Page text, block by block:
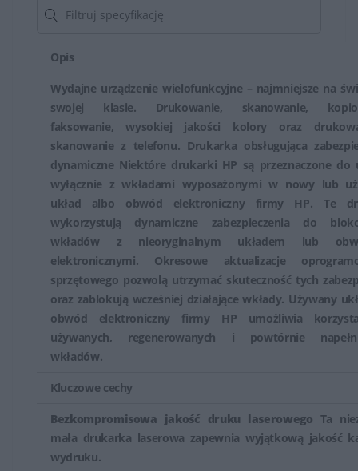
Niektóre modele MFP HP mogą mieć również opcję
urządzenia do faksowania.
Urządzenia HP zazwyczaj posiadają intuicyjne interfejsy
użytkownika, co ułatwia korzystanie z różnych funkcji
drukowania, skanowania czy kopiowania. Dodatkowo,
proste oprogramowanie pozwala na łatwe zarządzanie
urządzeniem.
Urządzenia wielofunkcyjne HP są popularne w biurach,
domach i małych firmach ze względu na ich
wszechstronność i funkcjonalność. Stanowią one
wygodne rozwiązanie, które umożliwia wykonywanie
różnorodnych zadań związanych z dokumentami przy
pomocy jednego urządzenia. Dzięki różnym funkcjom
oraz łatwości obsługi, urządzenia wielofunkcyjne HP są
indywidualnych użytkowników, jak i dla małych
zespołów.
Opis
Wydajne urządzenie wielofunkcyjne – najmniejsze na
swojej klasie. Drukowanie, skanowanie,
faksowanie, wysokiej jakości kolory oraz
skanowanie z telefonu. Drukarka obsługująca
dynamiczne Niektóre drukarki HP są przeznaczone do
wyłącznie z wkładami wyposażonymi w nowy lub
układ albo obwód elektroniczny firmy HP. Te
wykorzystują dynamiczne zabezpieczenia do
wkładów z nieoryginalnym układem lub
elektronicznymi. Okresowe aktualizacje
sprzętowego pozwolą utrzymać skuteczność tych
oraz zablokują wcześniej działające wkłady. Używany
obwód elektroniczny firmy HP umożliwia
używanych, regenerowanych i powtórnie
wkładów.
Kluczowe cechy
Bezkompromisowa jakość druku laserowego Ta
mała drukarka laserowa zapewnia wyjątkową jakość
wydruku.